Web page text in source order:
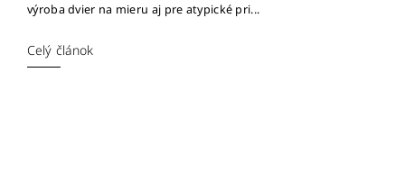
výroba dvier na mieru aj pre atypické pri...
Celý článok